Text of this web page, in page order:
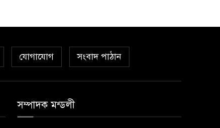
যোগাযোগ সংবাদ পাঠান
সম্পাদক মন্ডলী